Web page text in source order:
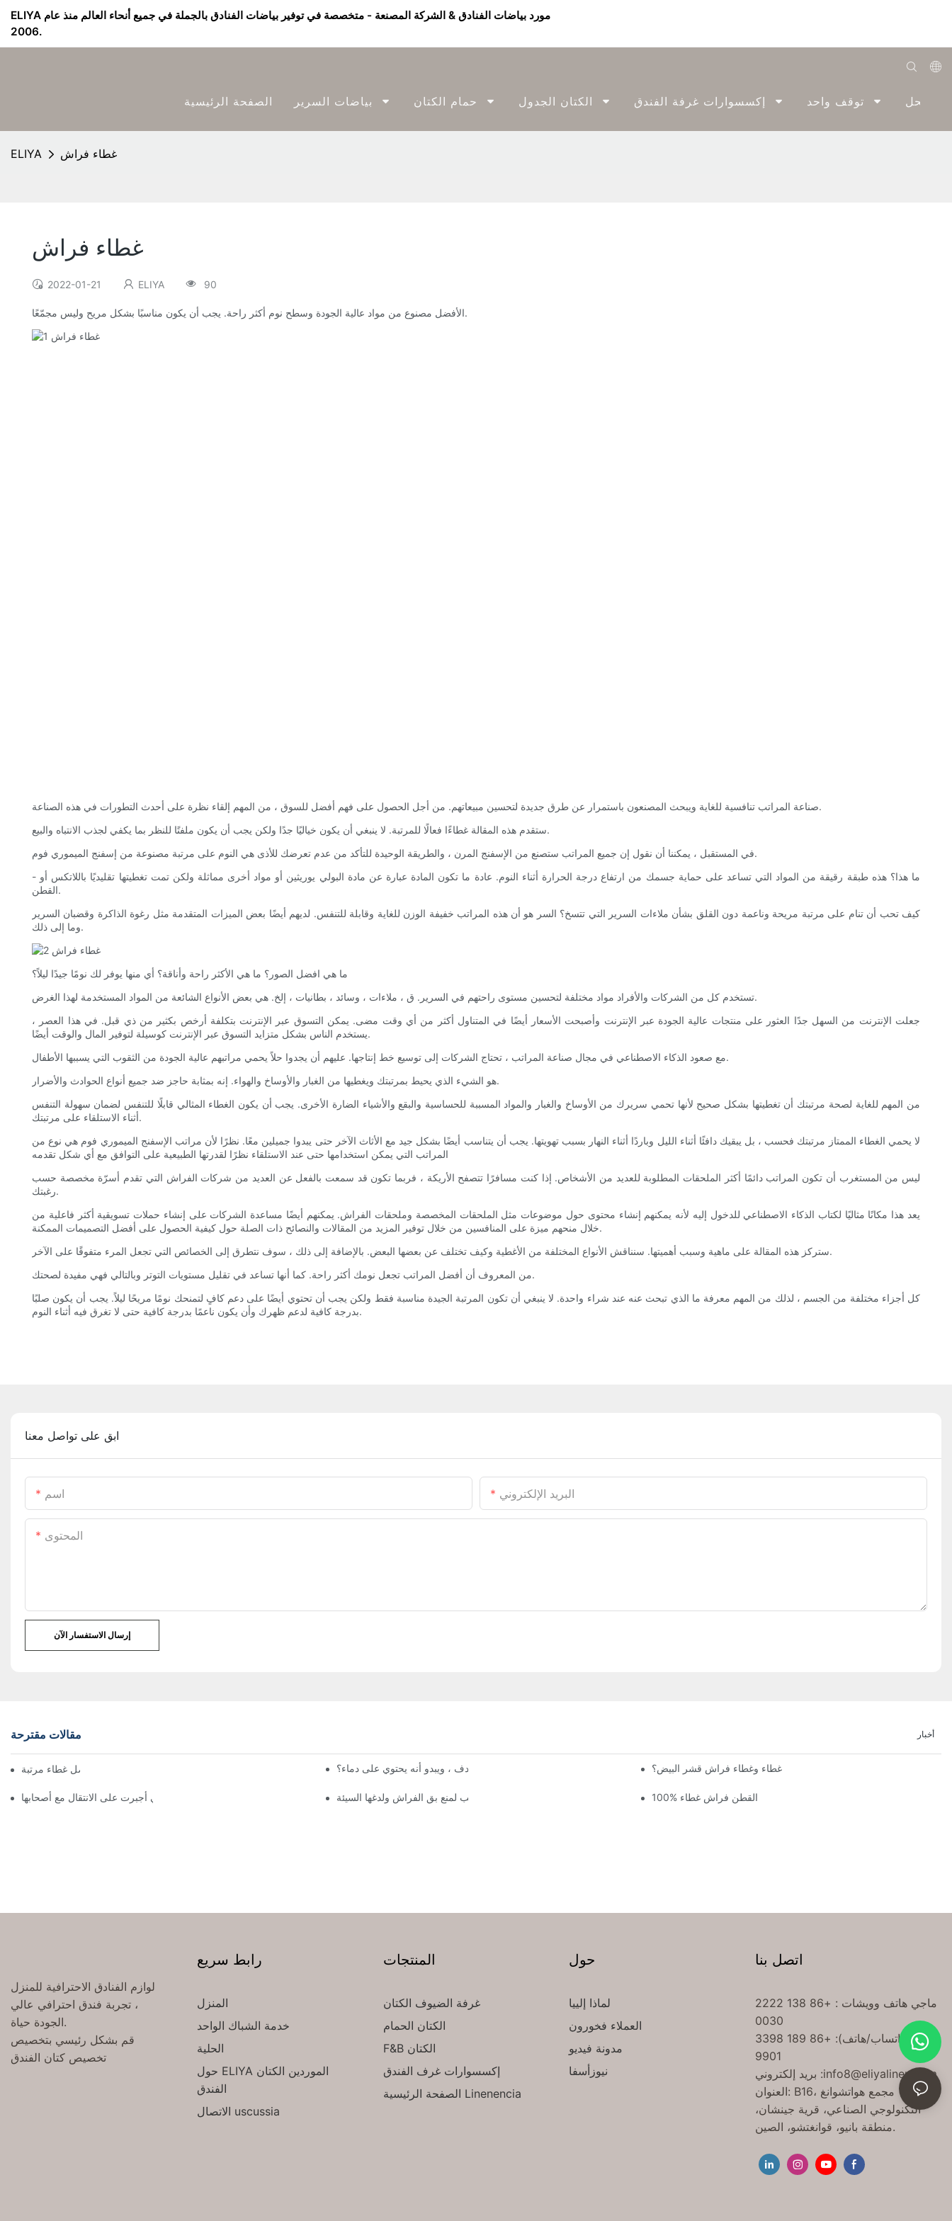
ELIYA مورد بياضات الفنادق & الشركة المصنعة - متخصصة في توفير بياضات الفنادق بالجملة في جميع أنحاء العالم منذ عام
2006.
الصفحة الرئيسية بياضات السرير حمام الكتان الكتان الجدول إكسسوارات غرفة الفندق توقف واحد الحل
ELIYA غطاء فراش
غطاء فراش
2022-01-21 ELIYA 90
الأفضل مصنوع من مواد عالية الجودة وسطح نوم أكثر راحة. يجب أن يكون مناسبًا بشكل مريح وليس مجمّعًا.
صناعة المراتب تنافسية للغاية ويبحث المصنعون باستمرار عن طرق جديدة لتحسين مبيعاتهم. من أجل الحصول على فهم أفضل للسوق ، من المهم إلقاء نظرة على أحدث التطورات في هذه الصناعة.
ستقدم هذه المقالة غطاءًا فعالًا للمرتبة. لا ينبغي أن يكون خياليًا جدًا ولكن يجب أن يكون ملفتًا للنظر بما يكفي لجذب الانتباه والبيع.
في المستقبل ، يمكننا أن نقول إن جميع المراتب ستصنع من الإسفنج المرن ، والطريقة الوحيدة للتأكد من عدم تعرضك للأذى هي النوم على مرتبة مصنوعة من إسفنج الميموري فوم.
- ما هذا؟ هذه طبقة رقيقة من المواد التي تساعد على حماية جسمك من ارتفاع درجة الحرارة أثناء النوم. عادة ما تكون المادة عبارة عن مادة البولي يوريثين أو مواد أخرى مماثلة ولكن تمت تغطيتها تقليديًا باللاتكس أو
القطن.
كيف تحب أن تنام على مرتبة مريحة وناعمة دون القلق بشأن ملاءات السرير التي تتسخ؟ السر هو أن هذه المراتب خفيفة الوزن للغاية وقابلة للتنفس. لديهم أيضًا بعض الميزات المتقدمة مثل رغوة الذاكرة وقضبان السرير
وما إلى ذلك.
ما هي افضل الصور؟ ما هي الأكثر راحة وأناقة؟ أي منها يوفر لك نومًا جيدًا ليلاً؟
تستخدم كل من الشركات والأفراد مواد مختلفة لتحسين مستوى راحتهم في السرير. ق ، ملاءات ، وسائد ، بطانيات ، إلخ. هي بعض الأنواع الشائعة من المواد المستخدمة لهذا الغرض.
جعلت الإنترنت من السهل جدًا العثور على منتجات عالية الجودة عبر الإنترنت وأصبحت الأسعار أيضًا في المتناول أكثر من أي وقت مضى. يمكن التسوق عبر الإنترنت بتكلفة أرخص بكثير من ذي قبل. في هذا العصر ،
يستخدم الناس بشكل متزايد التسوق عبر الإنترنت كوسيلة لتوفير المال والوقت أيضًا.
مع صعود الذكاء الاصطناعي في مجال صناعة المراتب ، تحتاج الشركات إلى توسيع خط إنتاجها. عليهم أن يجدوا حلاً يحمي مراتبهم عالية الجودة من الثقوب التي يسببها الأطفال.
هو الشيء الذي يحيط بمرتبتك ويغطيها من الغبار والأوساخ والهواء. إنه بمثابة حاجز ضد جميع أنواع الحوادث والأضرار.
من المهم للغاية لصحة مرتبتك أن تغطيتها بشكل صحيح لأنها تحمي سريرك من الأوساخ والغبار والمواد المسببة للحساسية والبقع والأشياء الضارة الأخرى. يجب أن يكون الغطاء المثالي قابلًا للتنفس لضمان سهولة التنفس
أثناء الاستلقاء على مرتبتك.
لا يحمي الغطاء الممتاز مرتبتك فحسب ، بل يبقيك دافئًا أثناء الليل وباردًا أثناء النهار بسبب تهويتها. يجب أن يتناسب أيضًا بشكل جيد مع الأثاث الآخر حتى يبدوا جميلين معًا. نظرًا لأن مراتب الإسفنج الميموري فوم هي نوع من
المراتب التي يمكن استخدامها حتى عند الاستلقاء نظرًا لقدرتها الطبيعية على التوافق مع أي شكل تقدمه
ليس من المستغرب أن تكون المراتب دائمًا أكثر الملحقات المطلوبة للعديد من الأشخاص. إذا كنت مسافرًا تتصفح الأريكة ، فربما تكون قد سمعت بالفعل عن العديد من شركات الفراش التي تقدم أسرّة مخصصة حسب
رغبتك.
يعد هذا مكانًا مثاليًا لكتاب الذكاء الاصطناعي للدخول إليه لأنه يمكنهم إنشاء محتوى حول موضوعات مثل الملحقات المخصصة وملحقات الفراش. يمكنهم أيضًا مساعدة الشركات على إنشاء حملات تسويقية أكثر فاعلية من
خلال منحهم ميزة على المنافسين من خلال توفير المزيد من المقالات والنصائح ذات الصلة حول كيفية الحصول على أفضل التصميمات الممكنة.
ستركز هذه المقالة على ماهية وسبب أهميتها. سنناقش الأنواع المختلفة من الأغطية وكيف تختلف عن بعضها البعض. بالإضافة إلى ذلك ، سوف نتطرق إلى الخصائص التي تجعل المرء متفوقًا على الآخر.
من المعروف أن أفضل المراتب تجعل نومك أكثر راحة. كما أنها تساعد في تقليل مستويات التوتر وبالتالي فهي مفيدة لصحتك.
كل أجزاء مختلفة من الجسم ، لذلك من المهم معرفة ما الذي تبحث عنه عند شراء واحدة. لا ينبغي أن تكون المرتبة الجيدة مناسبة فقط ولكن يجب أن تحتوي أيضًا على دعم كافٍ لتمنحك نومًا مريحًا ليلاً. يجب أن يكون صلبًا
بدرجة كافية لدعم ظهرك وأن يكون ناعمًا بدرجة كافية حتى لا تغرق فيه أثناء النوم.
ابق على تواصل معنا
اسم البريد الإلكتروني
المحتوى
إرسال الاستفسار الآن
مقالات مقترحة أخبار
نصائح لاختيار أفضل غطاء مرتبة اشتريت غطاء فراش اليوم من الهدف ، ويبدو أنه يحتوي على دماء؟ هل وجد أي شخص أو صنع غطاء وغطاء فراش قشر البيض؟
عشر نصائح للقطط التي أجبرت على الانتقال مع أصحابها أغطية المراتب لمنع بق الفراش ولدغها السيئة 100% القطن فراش غطاء
لوازم الفنادق الاحترافية للمنزل
، تجربة فندق احترافي عالي
الجودة حياة.
قم بشكل رئيسي بتخصيص
تخصيص كتان الفندق
رابط سريع
المنزل
خدمة الشباك الواحد
الحلية
حول ELIYA الموردين الكتان
الفندق
الاتصال uscussia
المنتجات
غرفة الضيوف الكتان
الكتان الحمام
F&B الكتان
إكسسوارات غرف الفندق
الصفحة الرئيسية Linenencia
حول
لماذا إلييا
العملاء فخورون
مدونة فيديو
نيوزأسفا
اتصل بنا
ماجي هاتف وويشات
: +86 138 2222
0030
ديفيد (واتساب/هاتف): +86 189 3398
9901
بريد إلكتروني :info8@eliyalinen.com
العنوان: B16، مجمع هواتشوانغ
التكنولوجي الصناعي، قرية جينشان،
منطقة بانيو، قوانغتشو، الصين.